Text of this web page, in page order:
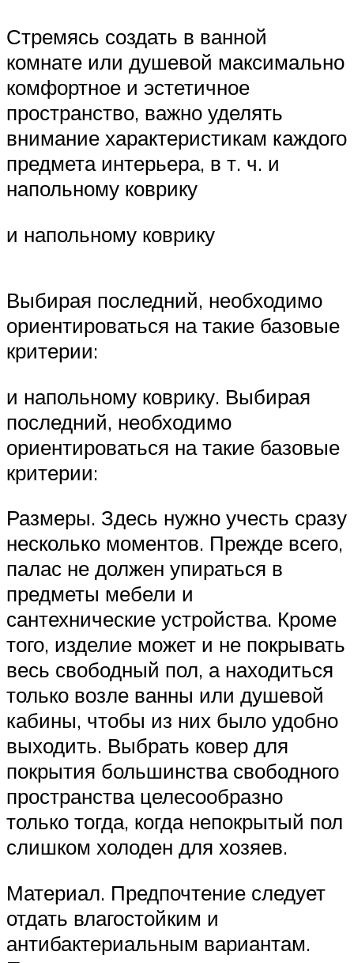
Стремясь создать в ванной
комнате или душевой максимально
комфортное и эстетичное
пространство, важно уделять
внимание характеристикам каждого
предмета интерьера, в т. ч. и
напольному коврику
и напольному коврику
Выбирая последний, необходимо
ориентироваться на такие базовые
критерии:
и напольному коврику. Выбирая
последний, необходимо
ориентироваться на такие базовые
критерии:
Размеры. Здесь нужно учесть сразу
несколько моментов. Прежде всего,
палас не должен упираться в
предметы мебели и
сантехнические устройства. Кроме
того, изделие может и не покрывать
весь свободный пол, а находиться
только возле ванны или душевой
кабины, чтобы из них было удобно
выходить. Выбрать ковер для
покрытия большинства свободного
пространства целесообразно
только тогда, когда непокрытый пол
слишком холоден для хозяев.
Материал. Предпочтение следует
отдать влагостойким и
антибактериальным вариантам.